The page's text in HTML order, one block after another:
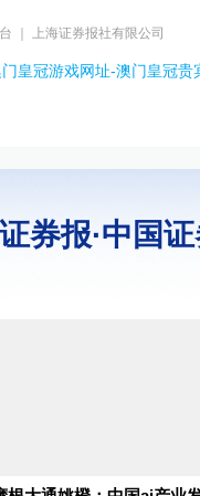
｜ 上海证券报社有限公司
皇冠游戏网址-澳门皇冠贵
券报·中国